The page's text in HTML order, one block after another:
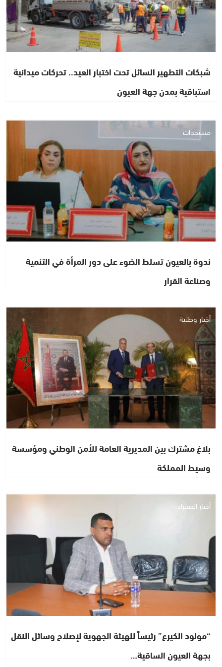
شبكات التطهير السائل تحت اختبار العيد.. تحركات ميدانية
استباقية بمدن جهة العيون
مستجدات
ندوة بالعيون تسلط الضوء على دور المرأة في التنمية
وصناعة القرار
أخبار وطنية
بلاغ مشترك بين المديرية العامة للأمن الوطني ومؤسسة
وسيط المملكة
أخبار الصحراء
“مولود الكيرع” رئيساً للهيئة الجهوية لإصلاح وسائل النقل
بجهة العيون الساقية…